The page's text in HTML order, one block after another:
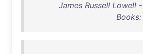
James Russell Lowell